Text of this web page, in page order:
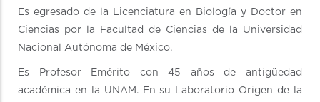
Es egresado de la Licenciatura en Biología y Doctor en
Ciencias por la Facultad de Ciencias de la Universidad
Nacional Autónoma de México.
Es Profesor Emérito con 45 años de antigüedad
académica en la UNAM. En su Laboratorio Origen de la